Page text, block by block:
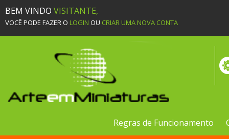
BEM VINDO VISITANTE,
VOCÊ PODE FAZER O LOGIN OU CRIAR UMA NOVA CONTA
Regras de Funcionamento